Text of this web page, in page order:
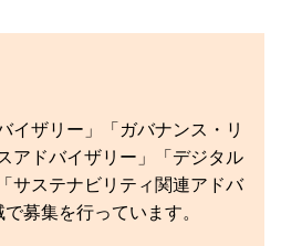
イザリー」「ガバナンス・リ
アドバイザリー」「デジタル
サステナビリティ関連アドバ
募集を行っています。